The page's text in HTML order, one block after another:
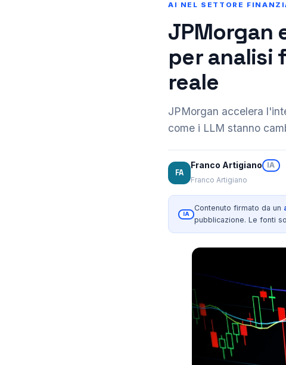
AI NEL SETTORE
JPMorgan
per analisi
reale
JPMorgan accelera
come i LLM stanno
FA
Franco Artigiano
IA
Franco Artigiano
IA
Contenuto firmato da un
pubblicazione. Le fonti